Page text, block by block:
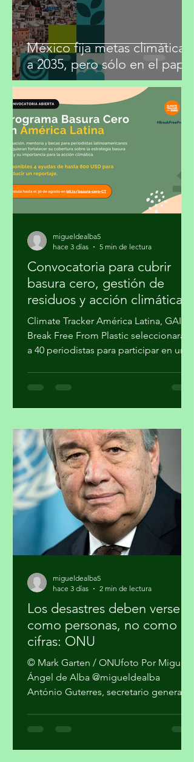
México fija metas climáticas
a 2035, pero sólo en el papel
Convocatoria para cubrir
basura cero, gestión de
residuos y acción climática
Climate Tracker América Latina, GAIA y
Break Free From Plastic seleccionarán
programa de formación sobre la
en la agenda climática. Al finalizar el
proceso, cuatro participantes recibirán
mentoría editorial y un incentivo
económico para producir reportajes
sobre esta temática. La forma en que
se gestionan los residuos tiene
implicaciones directas para el cambio
climático, la salud pública y la just
hace 3 días
5 min de lectura
Los desastres deben verse
como personas, no como
cifras: ONU
© Mark Garten / ONUfoto Por Miguel
Ángel de Alba @migueldealba
de la Organización de las Naciones
con enfoque humano frente a la
hace 3 días
2 min de lectura